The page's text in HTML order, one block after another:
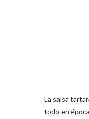
La salsa
todo en